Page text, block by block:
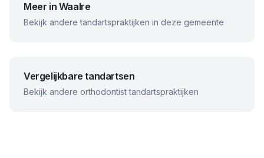
Meer in Waalre
Bekijk andere tandartspraktijken in deze gemeente
Vergelijkbare tandartsen
Bekijk andere orthodontisttandartspraktijken